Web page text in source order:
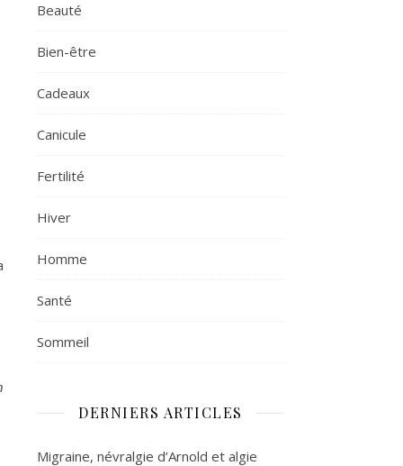
Beauté
Bien-être
Cadeaux
Canicule
Fertilité
Hiver
Homme
Santé
Sommeil
DERNIERS ARTICLES
Migraine, névralgie d’Arnold et algie